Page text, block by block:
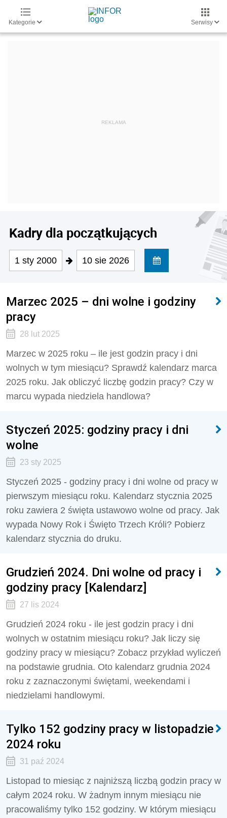
Kategorie Serwisy
Kadry dla początkujących
1 sty 2000 10 sie 2026
Marzec 2025 – dni wolne i godziny
pracy
28 lut 2025
Marzec w 2025 roku – ile jest godzin pracy i dni
wolnych w tym miesiącu? Sprawdź kalendarz marca
2025 roku. Jak obliczyć liczbę godzin pracy? Czy w
marcu wypada niedziela handlowa?
Styczeń 2025: godziny pracy i dni
wolne
23 sty 2025
Styczeń 2025 - godziny pracy i dni wolne od pracy w
pierwszym miesiącu roku. Kalendarz stycznia 2025
roku zawiera 2 święta ustawowo wolne od pracy. Jak
wypada Nowy Rok i Święto Trzech Króli? Pobierz
kalendarz stycznia do druku.
Grudzień 2024. Dni wolne od pracy i
godziny pracy [Kalendarz]
27 lis 2024
Grudzień 2024 roku - ile jest godzin pracy i dni
wolnych w ostatnim miesiącu roku? Jak liczy się
godziny pracy w miesiącu? Zobacz przykład wyliczeń
na podstawie grudnia. Oto kalendarz grudnia 2024
roku z zaznaczonymi świętami, weekendami i
niedzielami handlowymi.
Tylko 152 godziny pracy w listopadzie
2024 roku
31 paź 2024
Listopad to miesiąc z najniższą liczbą godzin pracy w
całym 2024 roku. W żadnym innym miesiącu nie
pracowaliśmy tylko 152 godziny. W którym miesiącu